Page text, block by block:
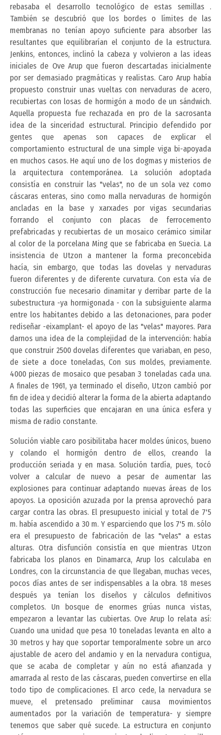
rebasaba el desarrollo tecnológico de estas semillas .
También se descubrió que los bordes o límites de las
membranas no tenían apoyo suficiente para absorber las
resultantes que equilibrarían el conjunto de la estructura.
Jenkins, entonces, inclinó la cabeza y volvieron a las ideas
iniciales de Ove Arup que fueron descartadas inicialmente
por ser demasiado pragmáticas y realistas. Caro Arup había
propuesto construir unas vueltas con nervaduras de acero,
recubiertas con losas de hormigón a modo de un sándwich.
Aquella propuesta fue rechazada en pro de la sacrosanta
idea de la sinceridad estructural. Principio defendido por
gentes que apenas son capaces de explicar el
comportamiento estructural de una simple viga bi-apoyada
en muchos casos. He aquí uno de los dogmas y misterios de
la arquitectura contemporánea. La solución adoptada
consistía en construir las "velas", no de un sola vez como
cáscaras enteras, sino como malla nervaduras de hormigón
ancladas en la base y xarxades por vigas secundarias
forrando el conjunto con placas de ferrocemento
prefabricadas y recubiertas de un mosaico cerámico similar
al color de la porcelana Ming que se fabricaba en Suecia. La
insistencia de Utzon a mantener la forma preconcebida
hacía, sin embargo, que todas las dovelas y nervaduras
fueron diferentes y de diferente curvatura. Con esta vía de
construcción fue necesario dinamitar y derribar parte de la
subestructura -ya hormigonada - con la subsiguiente alarma
entre los habitantes debido a las detonaciones, para poder
rediseñar -eixamplant- el apoyo de las "velas" mayores. Para
darnos una idea de la complejidad de la intervención: había
que construir 2500 dovelas diferentes que variaban, en peso,
de siete a doce toneladas, Con sus moldes, previamente.
4000 piezas de mosaico que pesaban 3 toneladas cada una.
A finales de 1961, ya terminado el diseño, Utzon cambió por
fin de idea y decidió alterar la forma de la abierta adaptando
todas las superficies que encajaran en una única esfera y
misma de radio constante.
Solución viable caro posibilitaba hacer moldes únicos, bueno
y colando el hormigón dentro de ellos, creando la
producción seriada y en masa. Solución tardía, pues, tocó
volver a calcular de nuevo a pesar de aumentar las
explosiones para continuar adaptando nuevas áreas de los
apoyos. La oposición azuzada por la prensa aprovechó para
cargar contra las obras. El presupuesto inicial y total de 7'5
m. había ascendido a 30 m. Y esparciendo que los 7'5 m. sólo
era el presupuesto de fabricación de las "velas" a estas
alturas. Otra disfunción consistía en que mientras Utzon
fabricaba los planos en Dinamarca, Arup los calculaba en
Londres, con la circunstancia de que llegaban, muchas veces,
pocos días antes de ser indispensables a la obra. 18 meses
después ya tenían los diseños y cálculos definitivos
completos. Un bosque de enormes grúas nunca vistas,
empezaron a levantar las cubiertas. Ove Arup lo relata así:
Cuando una unidad que pesa 10 toneladas levanta en alto a
30 metros y hay que soportar temporalmente sobre un arco
ajustable de acero del andamio y en la nervadura contigua,
que se acaba de completar y aún no está afianzada y
amarrada al resto de las cáscaras, pueden convertirse en ella
todo tipo de complicaciones. El arco cede, la nervadura se
mueve, el pretensado preliminar causa movimientos
aumentados por la variación de temperatura- y siempre
tenemos que saber qué sucede. La estructura en conjunto